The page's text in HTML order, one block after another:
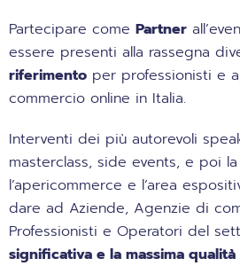
Partecipare come Partner
essere presenti alla rassegna
riferimento per professionisti e
commercio online in Italia.
Interventi dei più autorevoli
masterclass, side events, e poi
l’apericommerce e l’area
dare ad Aziende, Agenzie di
Professionisti e Operatori del
significativa e la massima